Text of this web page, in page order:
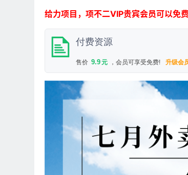
给力项目，项不二VIP贵宾会员可以免
付费资源
售价 9.9元 ，会员可享受免费! 升级会